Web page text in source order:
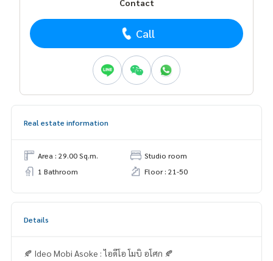
Contact
Call
Real estate information
Area : 29.00 Sq.m.
Studio room
1 Bathroom
Floor : 21-50
Details
🍂 Ideo Mobi Asoke : ไอดีโอ โมบิ อโศก 🍂